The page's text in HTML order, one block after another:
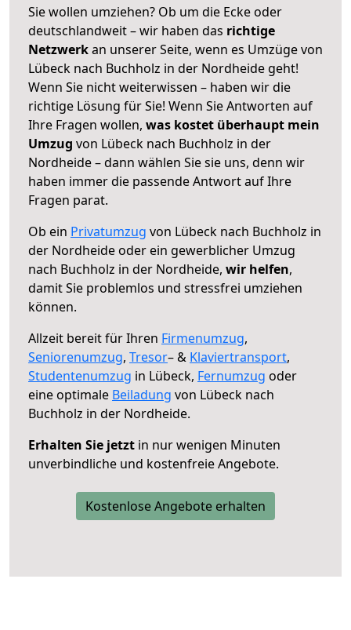
Sie wollen umziehen? Ob um die Ecke oder
deutschlandweit – wir haben das richtige
Netzwerkan unserer Seite, wenn es Umzüge von
Lübeck nach Buchholz in der Nordheide geht!
Wenn Sie nicht weiterwissen – haben wir die
richtige Lösung für Sie! Wenn Sie Antworten auf
Ihre Fragen wollen, was kostet überhaupt mein
Umzug von Lübeck nach Buchholz in der
Nordheide – dann wählen Sie sie uns, denn wir
haben immer die passende Antwort auf Ihre
Fragen parat.
Ob ein Privatumzug von Lübeck nach Buchholz in
der Nordheide oder ein gewerblicher Umzug
nach Buchholz in der Nordheide, wir helfen,
damit Sie problemlos und stressfrei umziehen
können.
Allzeit bereit für Ihren Firmenumzug,
Seniorenumzug, Tresor– & Klaviertransport,
Studentenumzug in Lübeck, Fernumzug oder
eine optimale Beiladung von Lübeck nach
Buchholz in der Nordheide.
Erhalten Sie jetzt in nur wenigen Minuten
unverbindliche und kostenfreie Angebote.
Kostenlose Angebote erhalten